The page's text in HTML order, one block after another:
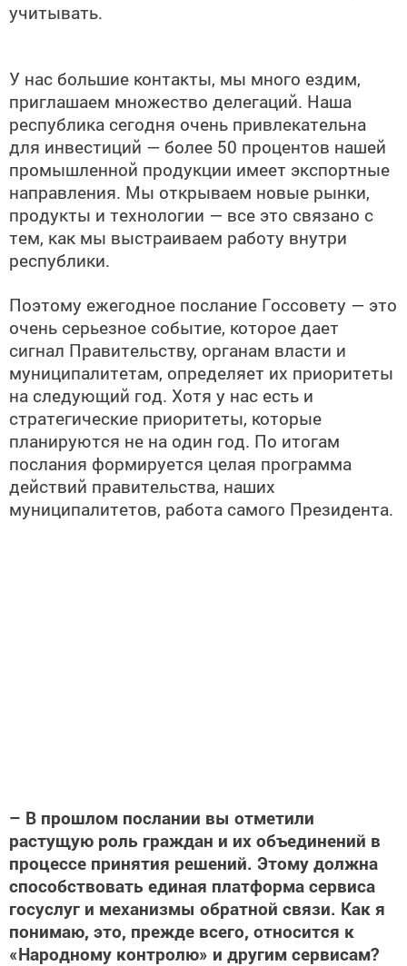
учитывать.
У нас большие контакты, мы много ездим,
приглашаем множество делегаций. Наша
республика сегодня очень привлекательна
для инвестиций — более 50 процентов нашей
промышленной продукции имеет экспортные
направления. Мы открываем новые рынки,
продукты и технологии — все это связано с
тем, как мы выстраиваем работу внутри
республики.
Поэтому ежегодное послание Госсовету — это
очень серьезное событие, которое дает
сигнал Правительству, органам власти и
муниципалитетам, определяет их приоритеты
на следующий год. Хотя у нас есть и
стратегические приоритеты, которые
планируются не на один год. По итогам
послания формируется целая программа
действий правительства, наших
муниципалитетов, работа самого Президента.
– В прошлом послании вы отметили
растущую роль граждан и их объединений в
процессе принятия решений. Этому должна
способствовать единая платформа сервиса
госуслуг и механизмы обратной связи. Как я
понимаю, это, прежде всего, относится к
«Народному контролю» и другим сервисам?